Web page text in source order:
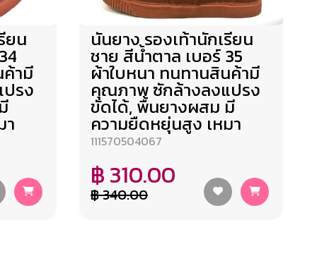
ยน
ามี
รง
นันยาง รองเท้านักเรียน
ชาย สีน้ำตาล เบอร์ 35
ผ้าใบหนา ทนทานสินค้ามี
คุณภาพ ซักล้างลงแปรง
ขัดได้, พื้นยางผสม มี
ความยืดหยุ่นสูง เหมา
111570504067
฿ 310.00
฿ 340.00